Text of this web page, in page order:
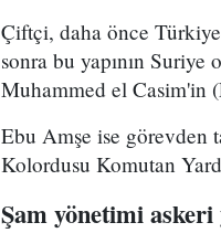
Çiftçi, daha önce
sonra bu yapının Suriye
Muhammed el Casim'in
Ebu Amşe ise görevden
Kolordusu Komutan
Şam yönetimi askeri